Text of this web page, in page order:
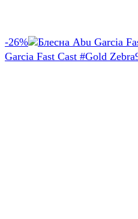
-26%
Garcia Fast Cast #Gold Zebra